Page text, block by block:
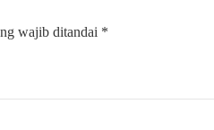
wajib ditandai *